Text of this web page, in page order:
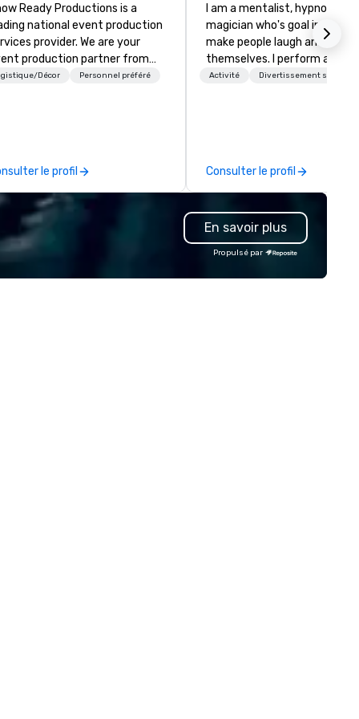
Ready Productions is a
national event production
provider. We are your
production partner from
to finish. Our team is
Décor Personnel préféré
le profil
I am a mentalist, hypnotist,
magician who's goal in life is
make people laugh and enjoy
themselves. I perform all
world bringing my own unique
you make your event a
Activité Divertissement sous
Consulter le profil
En savoir plus
Propulsé par